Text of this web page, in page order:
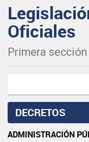
Oficiales
Primera sección
DECRETOS
ADMINISTRACIÓN